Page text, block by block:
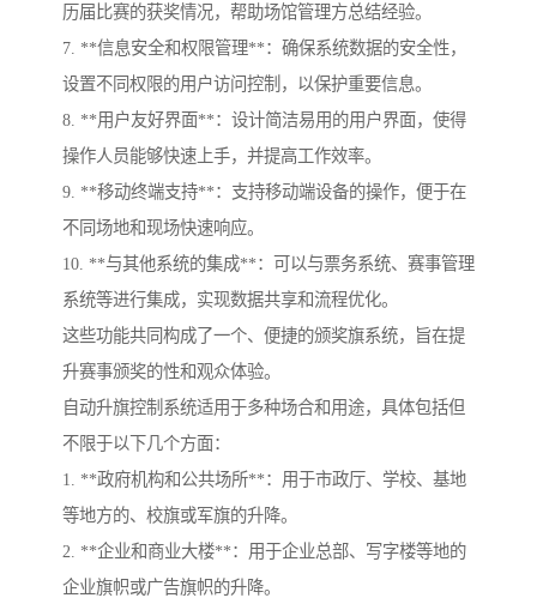
历届比赛的获奖情况，帮助场馆管理方总结经验。
7. **信息安全和权限管理**：确保系统数据的安全性，
设置不同权限的用户访问控制，以保护重要信息。
8. **用户友好界面**：设计简洁易用的用户界面，使得
操作人员能够快速上手，并提高工作效率。
9. **移动终端支持**：支持移动端设备的操作，便于在
不同场地和现场快速响应。
10. **与其他系统的集成**：可以与票务系统、赛事管理
系统等进行集成，实现数据共享和流程优化。
这些功能共同构成了一个、便捷的颁奖旗系统，旨在提
升赛事颁奖的性和观众体验。
自动升旗控制系统适用于多种场合和用途，具体包括但
不限于以下几个方面：
1. **政府机构和公共场所**：用于市政厅、学校、基地
等地方的、校旗或军旗的升降。
2. **企业和商业大楼**：用于企业总部、写字楼等地的
企业旗帜或广告旗帜的升降。